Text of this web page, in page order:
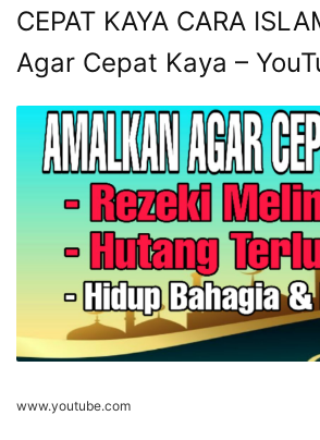
CEPAT KAYA CARA
Agar Cepat Kaya –
www.youtube.com